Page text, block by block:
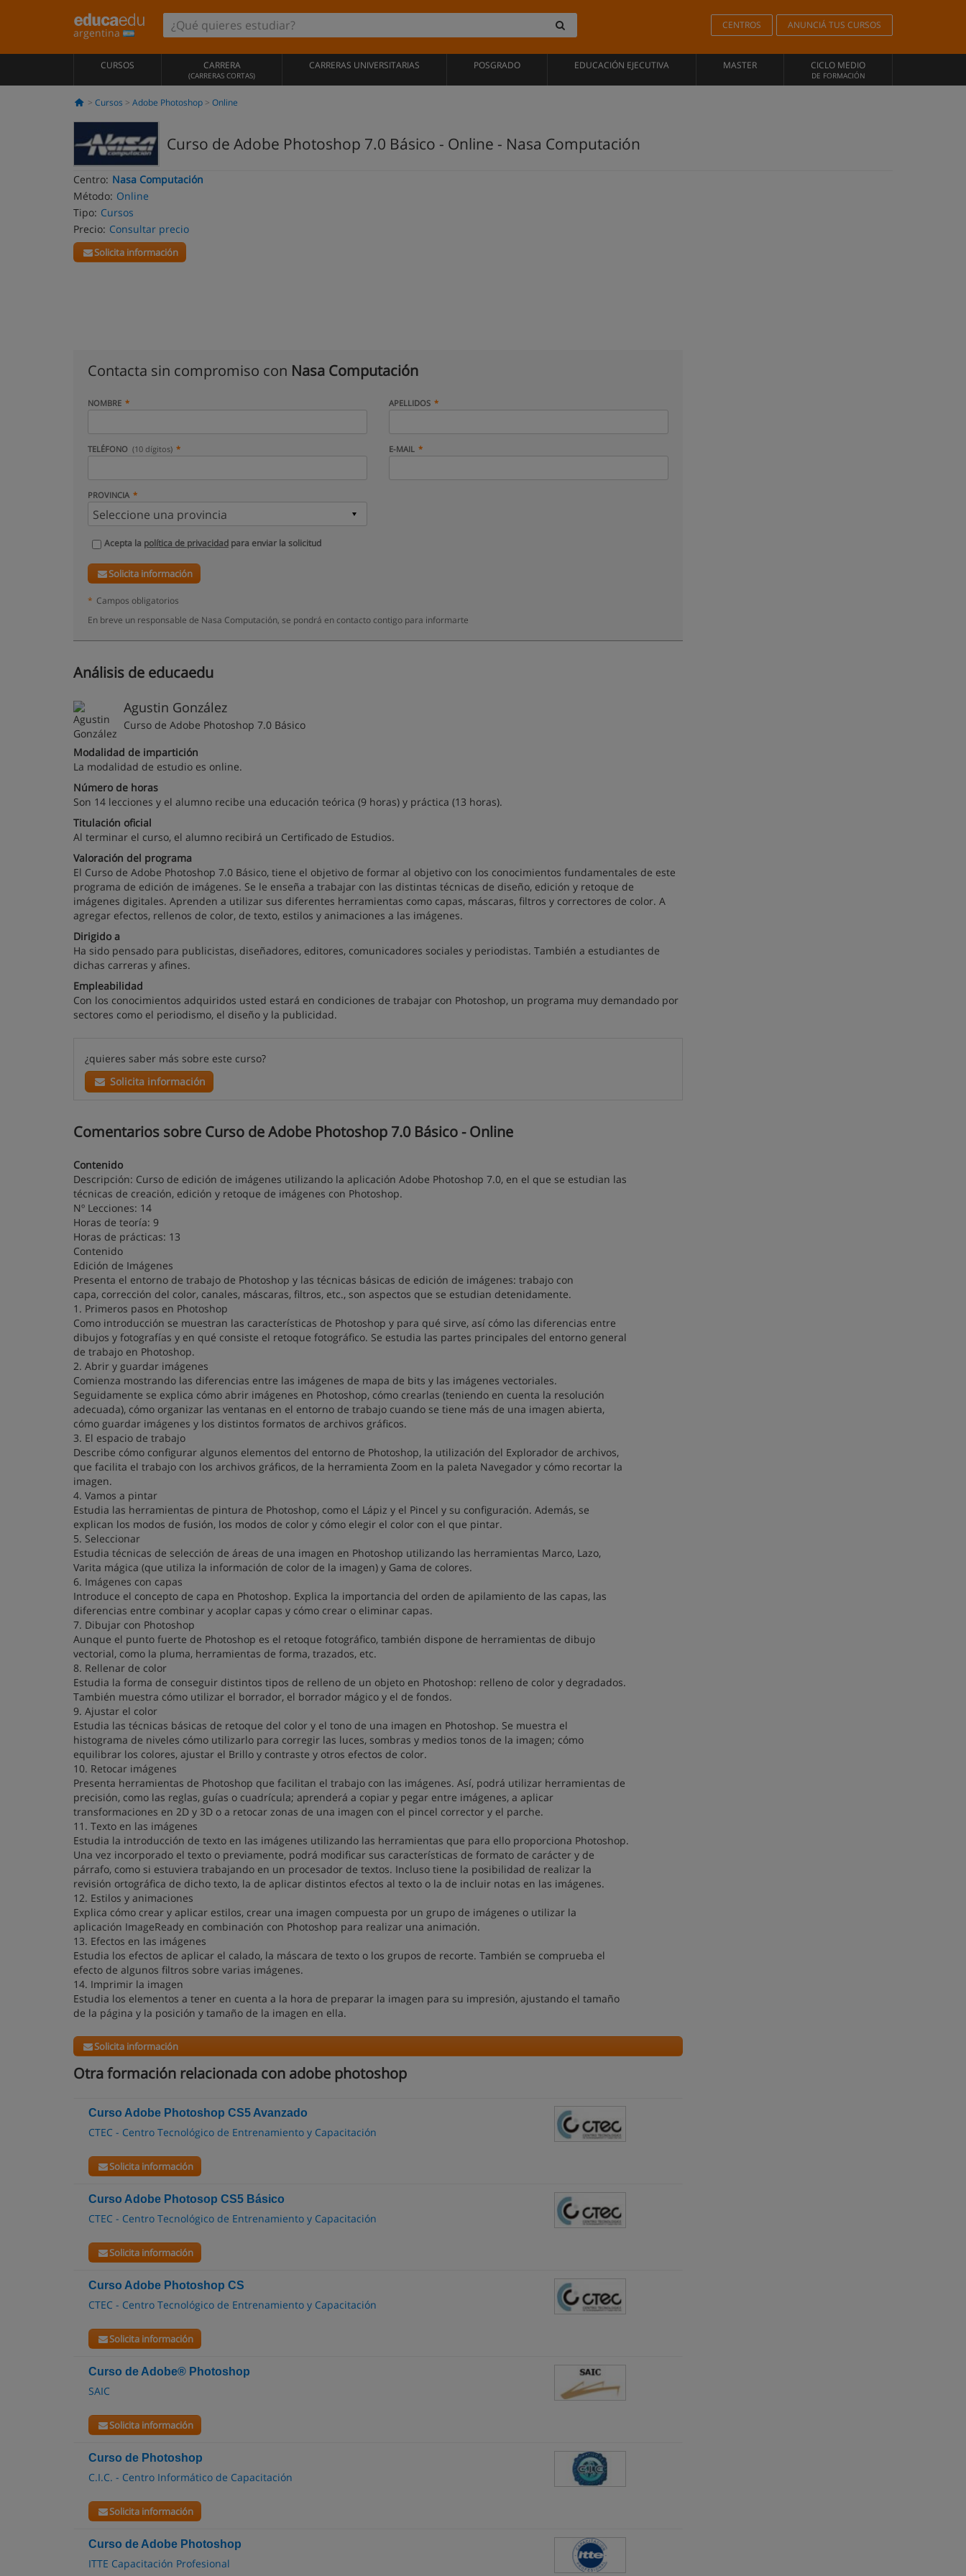
argentina
CENTROS ANUNCIÁ TUS CURSOS
CURSOS CARRERA
(CARRERAS CORTAS)
CARRERAS UNIVERSITARIAS POSGRADO EDUCACIÓN EJECUTIVA MASTER CICLO MEDIO
DE FORMACIÓN
Cursos Adobe Photoshop Online
Curso de Adobe Photoshop 7.0 Básico - Online - Nasa Computación
Centro: Nasa Computación
Método: Online
Tipo: Cursos
Precio: Consultar precio
Solicita información
Contacta sin compromiso con Nasa Computación
NOMBRE APELLIDOS
TELÉFONO (10 dígitos) E-MAIL
PROVINCIA
Acepta la política de privacidad para enviar la solicitud
Solicita información
* Campos obligatorios
En breve un responsable de Nasa Computación, se pondrá en contacto contigo para informarte
Análisis de educaedu
Agustin González
Curso de Adobe Photoshop 7.0 Básico
Modalidad de impartición
La modalidad de estudio es online.
Número de horas
Son 14 lecciones y el alumno recibe una educación teórica (9 horas) y práctica (13 horas).
Titulación oficial
Al terminar el curso, el alumno recibirá un Certificado de Estudios.
Valoración del programa
El Curso de Adobe Photoshop 7.0 Básico, tiene el objetivo de formar al objetivo con los conocimientos fundamentales de este
programa de edición de imágenes. Se le enseña a trabajar con las distintas técnicas de diseño, edición y retoque de
imágenes digitales. Aprenden a utilizar sus diferentes herramientas como capas, máscaras, filtros y correctores de color. A
agregar efectos, rellenos de color, de texto, estilos y animaciones a las imágenes.
Dirigido a
Ha sido pensado para publicistas, diseñadores, editores, comunicadores sociales y periodistas. También a estudiantes de
dichas carreras y afines.
Empleabilidad
Con los conocimientos adquiridos usted estará en condiciones de trabajar con Photoshop, un programa muy demandado por
sectores como el periodismo, el diseño y la publicidad.
¿quieres saber más sobre este curso?
Solicita información
Comentarios sobre Curso de Adobe Photoshop 7.0 Básico - Online
Contenido
Descripción: Curso de edición de imágenes utilizando la aplicación Adobe Photoshop 7.0, en el que se estudian las
técnicas de creación, edición y retoque de imágenes con Photoshop.
Nº Lecciones: 14
Horas de teoría: 9
Horas de prácticas: 13
Contenido
Edición de Imágenes
Presenta el entorno de trabajo de Photoshop y las técnicas básicas de edición de imágenes: trabajo con
capa, corrección del color, canales, máscaras, filtros, etc., son aspectos que se estudian detenidamente.
1. Primeros pasos en Photoshop
Como introducción se muestran las características de Photoshop y para qué sirve, así cómo las diferencias entre
dibujos y fotografías y en qué consiste el retoque fotográfico. Se estudia las partes principales del entorno general
de trabajo en Photoshop.
2. Abrir y guardar imágenes
Comienza mostrando las diferencias entre las imágenes de mapa de bits y las imágenes vectoriales.
Seguidamente se explica cómo abrir imágenes en Photoshop, cómo crearlas (teniendo en cuenta la resolución
adecuada), cómo organizar las ventanas en el entorno de trabajo cuando se tiene más de una imagen abierta,
cómo guardar imágenes y los distintos formatos de archivos gráficos.
3. El espacio de trabajo
Describe cómo configurar algunos elementos del entorno de Photoshop, la utilización del Explorador de archivos,
que facilita el trabajo con los archivos gráficos, de la herramienta Zoom en la paleta Navegador y cómo recortar la
imagen.
4. Vamos a pintar
Estudia las herramientas de pintura de Photoshop, como el Lápiz y el Pincel y su configuración. Además, se
explican los modos de fusión, los modos de color y cómo elegir el color con el que pintar.
5. Seleccionar
Estudia técnicas de selección de áreas de una imagen en Photoshop utilizando las herramientas Marco, Lazo,
Varita mágica (que utiliza la información de color de la imagen) y Gama de colores.
6. Imágenes con capas
Introduce el concepto de capa en Photoshop. Explica la importancia del orden de apilamiento de las capas, las
diferencias entre combinar y acoplar capas y cómo crear o eliminar capas.
7. Dibujar con Photoshop
Aunque el punto fuerte de Photoshop es el retoque fotográfico, también dispone de herramientas de dibujo
vectorial, como la pluma, herramientas de forma, trazados, etc.
8. Rellenar de color
Estudia la forma de conseguir distintos tipos de relleno de un objeto en Photoshop: relleno de color y degradados.
También muestra cómo utilizar el borrador, el borrador mágico y el de fondos.
9. Ajustar el color
Estudia las técnicas básicas de retoque del color y el tono de una imagen en Photoshop. Se muestra el
histograma de niveles cómo utilizarlo para corregir las luces, sombras y medios tonos de la imagen; cómo
equilibrar los colores, ajustar el Brillo y contraste y otros efectos de color.
10. Retocar imágenes
Presenta herramientas de Photoshop que facilitan el trabajo con las imágenes. Así, podrá utilizar herramientas de
precisión, como las reglas, guías o cuadrícula; aprenderá a copiar y pegar entre imágenes, a aplicar
transformaciones en 2D y 3D o a retocar zonas de una imagen con el pincel corrector y el parche.
11. Texto en las imágenes
Estudia la introducción de texto en las imágenes utilizando las herramientas que para ello proporciona Photoshop.
Una vez incorporado el texto o previamente, podrá modificar sus características de formato de carácter y de
párrafo, como si estuviera trabajando en un procesador de textos. Incluso tiene la posibilidad de realizar la
revisión ortográfica de dicho texto, la de aplicar distintos efectos al texto o la de incluir notas en las imágenes.
12. Estilos y animaciones
Explica cómo crear y aplicar estilos, crear una imagen compuesta por un grupo de imágenes o utilizar la
aplicación ImageReady en combinación con Photoshop para realizar una animación.
13. Efectos en las imágenes
Estudia los efectos de aplicar el calado, la máscara de texto o los grupos de recorte. También se comprueba el
efecto de algunos filtros sobre varias imágenes.
14. Imprimir la imagen
Estudia los elementos a tener en cuenta a la hora de preparar la imagen para su impresión, ajustando el tamaño
de la página y la posición y tamaño de la imagen en ella.
Solicita información
Otra formación relacionada con adobe photoshop
Curso Adobe Photoshop CS5 Avanzado
CTEC - Centro Tecnológico de Entrenamiento y Capacitación
Solicita información
Curso Adobe Photosop CS5 Básico
CTEC - Centro Tecnológico de Entrenamiento y Capacitación
Solicita información
Curso Adobe Photoshop CS
CTEC - Centro Tecnológico de Entrenamiento y Capacitación
Solicita información
Curso de Adobe® Photoshop
SAIC
Solicita información
Curso de Photoshop
C.I.C. - Centro Informático de Capacitación
Solicita información
Curso de Adobe Photoshop
ITTE Capacitación Profesional